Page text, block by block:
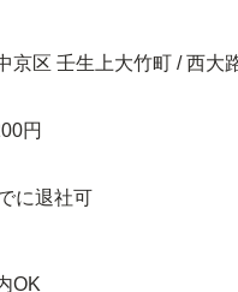
京区 壬生上大竹町 / 西大
円
に退社可
OK